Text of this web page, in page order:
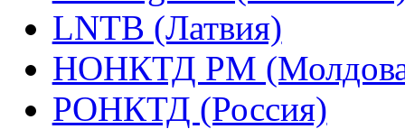
LNTB (Латвия)
НОНКТД РМ
РОНКТД (Россия)